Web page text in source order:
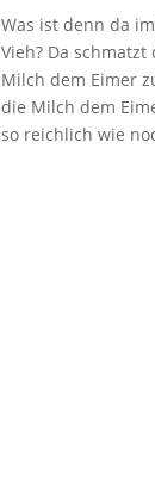
Was ist denn da
Vieh? Da
Milch dem Eimer
die Milch dem
so reichlich wie